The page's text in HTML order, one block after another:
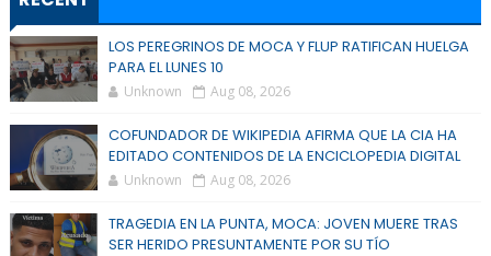
LOS PEREGRINOS DE MOCA Y FLUP RATIFICAN HUELGA
PARA EL LUNES 10
Unknown Aug 08, 2026
COFUNDADOR DE WIKIPEDIA AFIRMA QUE LA CIA HA
EDITADO CONTENIDOS DE LA ENCICLOPEDIA DIGITAL
Unknown Aug 08, 2026
TRAGEDIA EN LA PUNTA, MOCA: JOVEN MUERE TRAS
SER HERIDO PRESUNTAMENTE POR SU TÍO